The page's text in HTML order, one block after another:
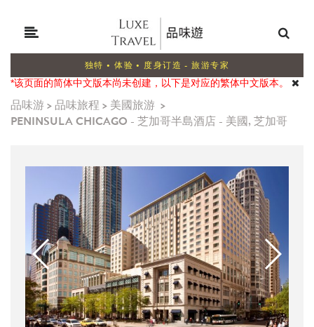
独特 • 体验 • 度身订造 - 旅游专家
*该页面的简体中文版本尚未创建，以下是对应的繁体中文版本。
品味游> 品味旅程 > 美國旅游 >
PENINSULA CHICAGO - 芝加哥半島酒店 - 美國, 芝加哥